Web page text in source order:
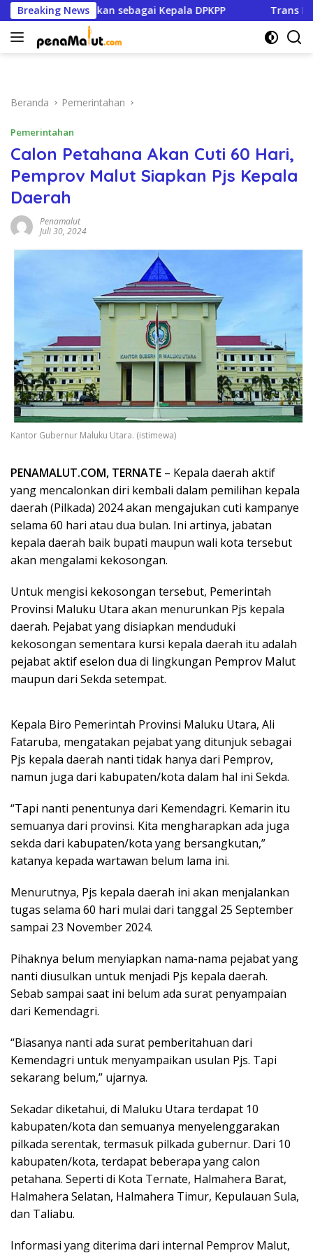
Langsung
ke
konten
Breaking News
Dikukuhkan sebagai Kepala DPKPP Trans Kie
Beranda Pemerintahan
Pemerintahan
Calon Petahana Akan Cuti 60 Hari,
Pemprov Malut Siapkan Pjs Kepala
Daerah
Penamalut
Juli 30, 2024
Kantor Gubernur Maluku Utara. (istimewa)
PENAMALUT.COM, TERNATE – Kepala daerah aktif
yang mencalonkan diri kembali dalam pemilihan kepala
daerah (Pilkada) 2024 akan mengajukan cuti kampanye
selama 60 hari atau dua bulan. Ini artinya, jabatan
kepala daerah baik bupati maupun wali kota tersebut
akan mengalami kekosongan.
Untuk mengisi kekosongan tersebut, Pemerintah
Provinsi Maluku Utara akan menurunkan Pjs kepala
daerah. Pejabat yang disiapkan menduduki
kekosongan sementara kursi kepala daerah itu adalah
pejabat aktif eselon dua di lingkungan Pemprov Malut
maupun dari Sekda setempat.
Kepala Biro Pemerintah Provinsi Maluku Utara, Ali
Fataruba, mengatakan pejabat yang ditunjuk sebagai
Pjs kepala daerah nanti tidak hanya dari Pemprov,
namun juga dari kabupaten/kota dalam hal ini Sekda.
“Tapi nanti penentunya dari Kemendagri. Kemarin itu
semuanya dari provinsi. Kita mengharapkan ada juga
sekda dari kabupaten/kota yang bersangkutan,”
katanya kepada wartawan belum lama ini.
Menurutnya, Pjs kepala daerah ini akan menjalankan
tugas selama 60 hari mulai dari tanggal 25 September
sampai 23 November 2024.
Pihaknya belum menyiapkan nama-nama pejabat yang
nanti diusulkan untuk menjadi Pjs kepala daerah.
Sebab sampai saat ini belum ada surat penyampaian
dari Kemendagri.
“Biasanya nanti ada surat pemberitahuan dari
Kemendagri untuk menyampaikan usulan Pjs. Tapi
sekarang belum,” ujarnya.
Sekadar diketahui, di Maluku Utara terdapat 10
kabupaten/kota dan semuanya menyelenggarakan
pilkada serentak, termasuk pilkada gubernur. Dari 10
kabupaten/kota, terdapat beberapa yang calon
petahana. Seperti di Kota Ternate, Halmahera Barat,
Halmahera Selatan, Halmahera Timur, Kepulauan Sula,
dan Taliabu.
Informasi yang diterima dari internal Pemprov Malut,